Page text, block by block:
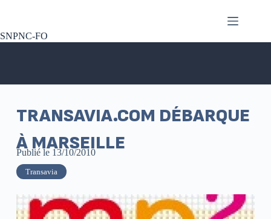
SNPNC-FO
TRANSAVIA.COM DÉBARQUE
À MARSEILLE
Publié le 13/10/2010
Transavia